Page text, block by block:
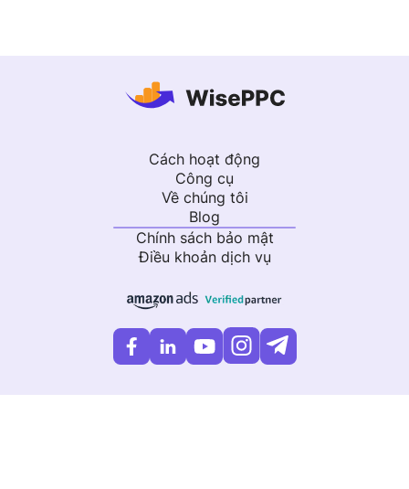
Cách hoạt động
Công cụ
Về chúng tôi
Blog
Chính sách bảo mật
Điều khoản dịch vụ